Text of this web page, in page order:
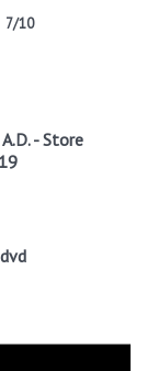
7/10
- Store